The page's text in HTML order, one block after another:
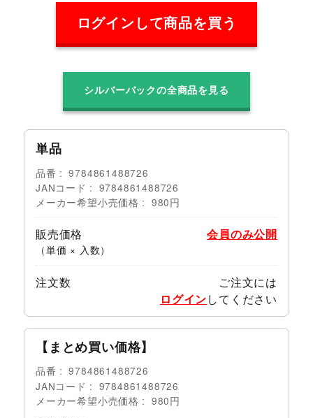
ログインして商品を買う
シルバーバックの全商品を見る
単品
品番
9784861488726
JANコード
9784861488726
メーカー希望小売価格
980円
販売価格
（単価 × 入数）
会員のみ公開
注文数
ご注文には
ログインしてください
【まとめ買い価格】
品番
9784861488726
JANコード
9784861488726
メーカー希望小売価格
980円